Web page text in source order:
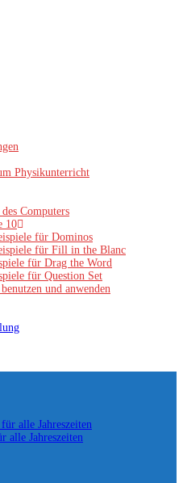
Physikunterricht
Computers
10
für Dominos
für Fill in the Blanc
für Drag the Word
für Question Set
und anwenden
alle Jahreszeiten
alle Jahreszeiten